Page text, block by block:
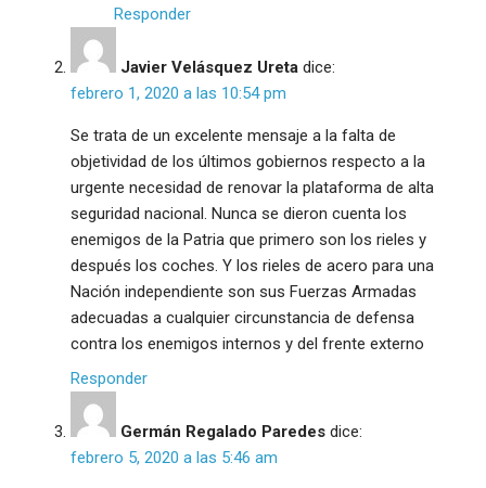
Responder
Javier Velásquez Ureta dice:
febrero 1, 2020 a las 10:54 pm
Se trata de un excelente mensaje a la falta de
objetividad de los últimos gobiernos respecto a la
urgente necesidad de renovar la plataforma de alta
seguridad nacional. Nunca se dieron cuenta los
enemigos de la Patria que primero son los rieles y
después los coches. Y los rieles de acero para una
Nación independiente son sus Fuerzas Armadas
adecuadas a cualquier circunstancia de defensa
contra los enemigos internos y del frente externo
Responder
Germán Regalado Paredes dice:
febrero 5, 2020 a las 5:46 am